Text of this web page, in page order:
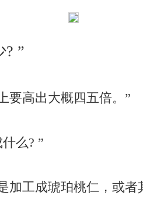
? ”
要高出大概四五倍。”
么? ”
加工成琥珀桃仁，或者